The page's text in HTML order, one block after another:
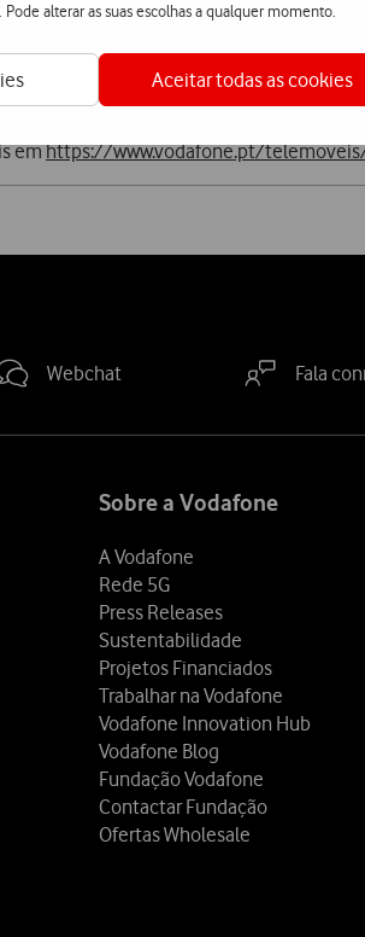
alterar as suas escolhas a qualquer momento.
Aceitar todas as cookies
facilitando o acesso a um
emhttps://www.vodafone.pt/
Webchat Fala
Sobre a Vodafone
A Vodafone
Rede 5G
Press Releases
Sustentabilidade
Projetos Financiados
Trabalhar na Vodafone
Vodafone Innovation Hub
Vodafone Blog
Fundação Vodafone
Contactar Fundação
Ofertas Wholesale